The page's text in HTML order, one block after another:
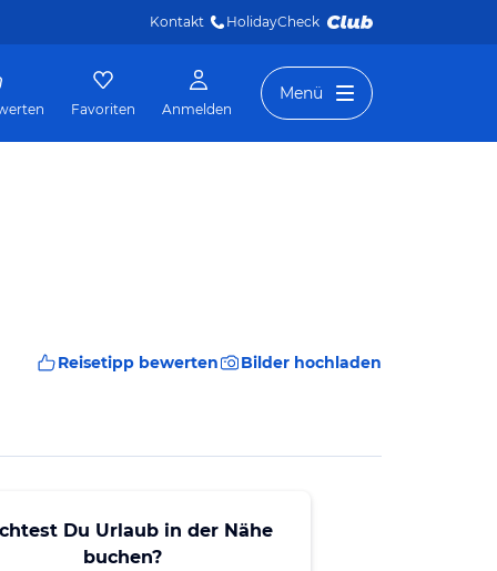
Kontakt HolidayCheck
Favoriten Anmelden
Menü
Reisetipp bewerten Bilder hochladen
Du Urlaub in der Nähe
buchen?